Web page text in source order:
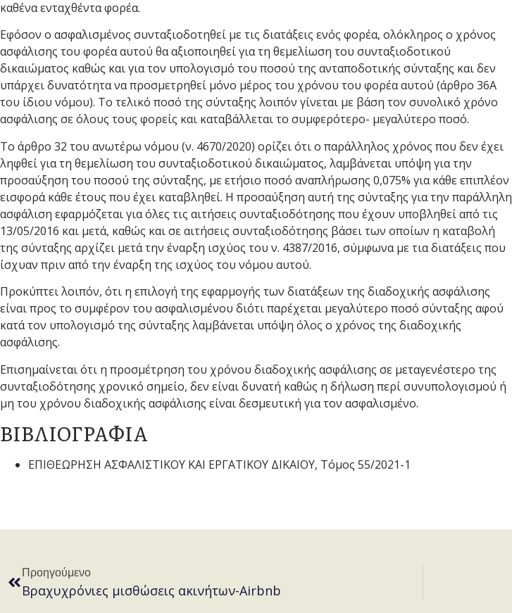
καθένα ενταχθέντα φορέα.
Εφόσον ο ασφαλισμένος συνταξιοδοτηθεί με τις διατάξεις ενός φορέα, ολόκληρος ο χρόνος
ασφάλισης του φορέα αυτού θα αξιοποιηθεί για τη θεμελίωση του συνταξιοδοτικού
δικαιώματος καθώς και για τον υπολογισμό του ποσού της ανταποδοτικής σύνταξης και δεν
υπάρχει δυνατότητα να προσμετρηθεί μόνο μέρος του χρόνου του φορέα αυτού (άρθρο 36Α
του ίδιου νόμου). Το τελικό ποσό της σύνταξης λοιπόν γίνεται με βάση τον συνολικό χρόνο
ασφάλισης σε όλους τους φορείς και καταβάλλεται το συμφερότερο- μεγαλύτερο ποσό.
Το άρθρο 32 του ανωτέρω νόμου (ν. 4670/2020) ορίζει ότι ο παράλληλος χρόνος που δεν έχει
ληφθεί για τη θεμελίωση του συνταξιοδοτικού δικαιώματος, λαμβάνεται υπόψη για την
προσαύξηση του ποσού της σύνταξης, με ετήσιο ποσό αναπλήρωσης 0,075% για κάθε επιπλέον
εισφορά κάθε έτους που έχει καταβληθεί. Η προσαύξηση αυτή της σύνταξης για την παράλληλη
ασφάλιση εφαρμόζεται για όλες τις αιτήσεις συνταξιοδότησης που έχουν υποβληθεί από τις
13/05/2016 και μετά, καθώς και σε αιτήσεις συνταξιοδότησης βάσει των οποίων η καταβολή
της σύνταξης αρχίζει μετά την έναρξη ισχύος του ν. 4387/2016, σύμφωνα με τια διατάξεις που
ίσχυαν πριν από την έναρξη της ισχύος του νόμου αυτού.
Προκύπτει λοιπόν, ότι η επιλογή της εφαρμογής των διατάξεων της διαδοχικής ασφάλισης
είναι προς το συμφέρον του ασφαλισμένου διότι παρέχεται μεγαλύτερο ποσό σύνταξης αφού
κατά τον υπολογισμό της σύνταξης λαμβάνεται υπόψη όλος ο χρόνος της διαδοχικής
ασφάλισης.
Επισημαίνεται ότι η προσμέτρηση του χρόνου διαδοχικής ασφάλισης σε μεταγενέστερο της
συνταξιοδότησης χρονικό σημείο, δεν είναι δυνατή καθώς η δήλωση περί συνυπολογισμού ή
μη του χρόνου διαδοχικής ασφάλισης είναι δεσμευτική για τον ασφαλισμένο.
ΒΙΒΛΙΟΓΡΑΦΙΑ
ΕΠΙΘΕΩΡΗΣΗ ΑΣΦΑΛΙΣΤΙΚΟΥ ΚΑΙ ΕΡΓΑΤΙΚΟΥ ΔΙΚΑΙΟΥ, Τόμος 55/2021-1
Προηγούμενο
Βραχυχρόνιες μισθώσεις ακινήτων-Airbnb